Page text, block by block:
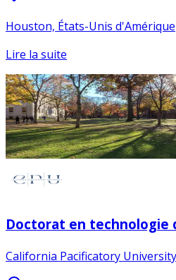
Houston, États-Unis d'Amérique
Lire la suite
Doctorat en technologie
California Pacificatory University